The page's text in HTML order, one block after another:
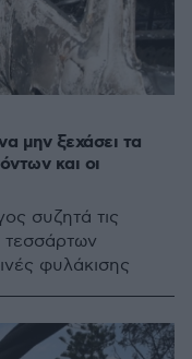
μην ξεχάσει τα
και οι
συζητά τις
τεσσάρτων
φυλάκισης